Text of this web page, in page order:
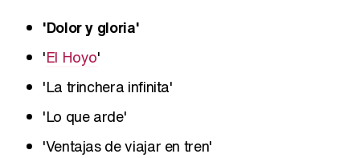
'Dolor y gloria'
'El Hoyo'
'La trinchera infinita'
'Lo que arde'
'Ventajas de viajar en tren'